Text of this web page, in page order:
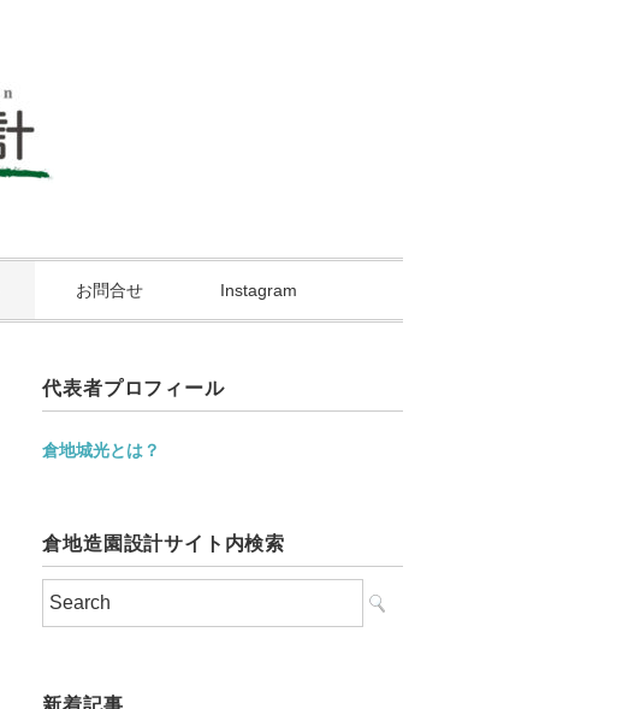
お問合せ Instagram
代表者プロフィール
倉地城光とは？
倉地造園設計サイト内検索
新着記事